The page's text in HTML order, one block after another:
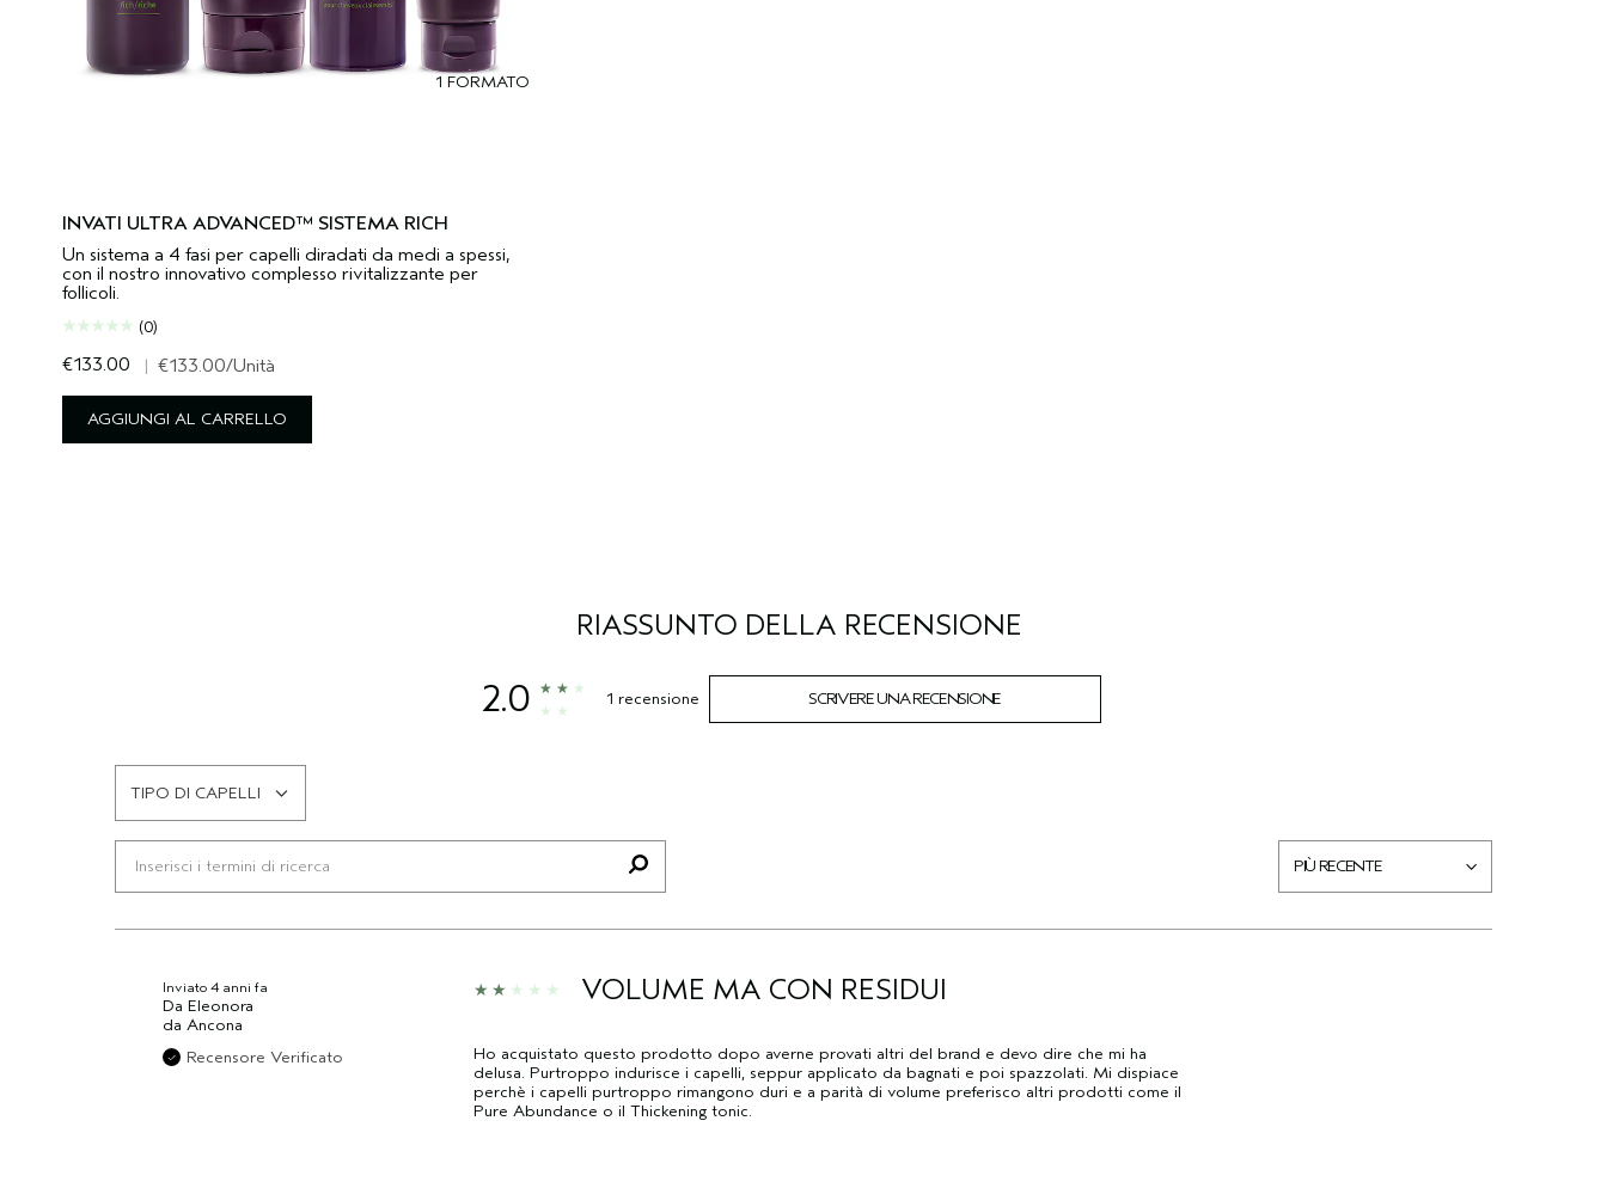
1 FORMATO
INVATI ULTRA ADVANCED™ SISTEMA RICH
Un sistema a 4 fasi per capelli diradati da medi a spessi,
con il nostro innovativo complesso rivitalizzante per
follicoli.
(0)
€133.00 | €133.00/Unità
AGGIUNGI AL CARRELLO
RIASSUNTO DELLA RECENSIONE
2.0 1 recensione SCRIVERE UNA RECENSIONE
TIPO DI CAPELLI
FILTRA
DI
VOLUME MA CON RESIDUI
Inviato 4 anni fa
Da Eleonora
da Ancona
Recensore Verificato
Ho acquistato questo prodotto dopo averne provati altri del brand e devo dire che mi ha
delusa. Purtroppo indurisce i capelli, seppur applicato da bagnati e poi spazzolati. Mi dispiace
perchè i capelli purtroppo rimangono duri e a parità di volume preferisco altri prodotti come il
Pure Abundance o il Thickening tonic.